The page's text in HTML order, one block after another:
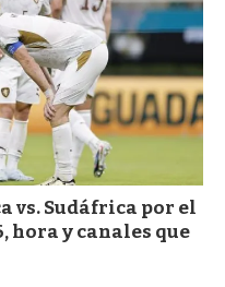
vs. Sudáfrica por el
hora y canales que